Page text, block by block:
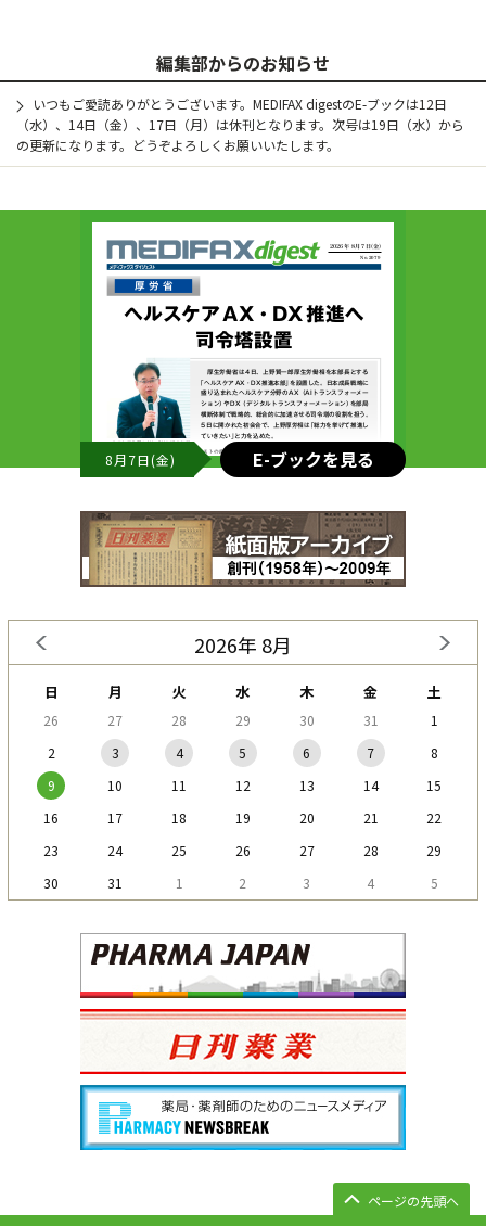
編集部からのお知らせ
いつもご愛読ありがとうございます。MEDIFAX digestのE-ブックは12日
（水）、14日（金）、17日（月）は休刊となります。次号は19日（水）から
の更新になります。どうぞよろしくお願いいたします。
8月7日(金) E-ブックを見る
2026年 8月
日 月 火 水 木 金 土
26 27 28 29 30 31
1
2
3 4 5 6 7
8
9
10 11 12 13 14
15
16
17 18 19 20 21
22
23
24 25 26 27 28
29
30
31 1 2 3 4 5
ページの先頭へ